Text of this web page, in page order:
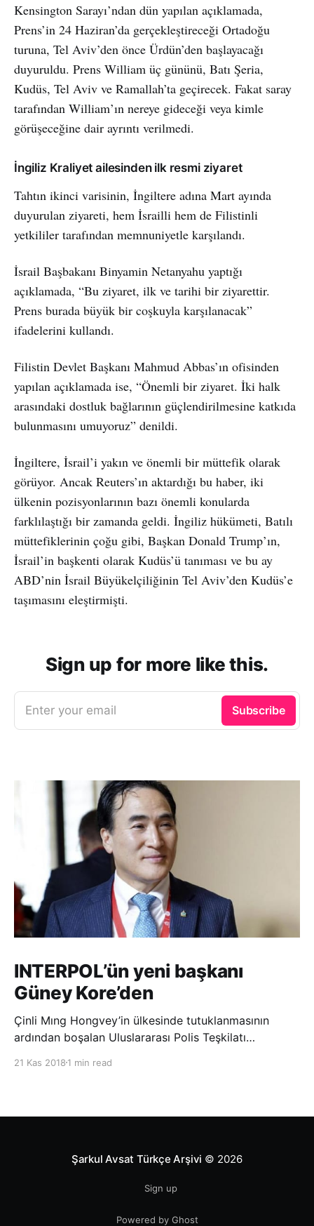
Kensington Sarayı’ndan dün yapılan açıklamada,
Prens’in 24 Haziran’da gerçekleştireceği Ortadoğu
turuna, Tel Aviv’den önce Ürdün’den başlayacağı
duyuruldu. Prens William üç gününü, Batı Şeria,
Kudüs, Tel Aviv ve Ramallah’ta geçirecek. Fakat saray
tarafından William’ın nereye gideceği veya kimle
görüşeceğine dair ayrıntı verilmedi.
İngiliz Kraliyet ailesinden ilk resmi ziyaret
Tahtın ikinci varisinin, İngiltere adına Mart ayında
duyurulan ziyareti, hem İsrailli hem de Filistinli
yetkililer tarafından memnuniyetle karşılandı.
İsrail Başbakanı Binyamin Netanyahu yaptığı
açıklamada, “Bu ziyaret, ilk ve tarihi bir ziyarettir.
Prens burada büyük bir coşkuyla karşılanacak”
ifadelerini kullandı.
Filistin Devlet Başkanı Mahmud Abbas’ın ofisinden
yapılan açıklamada ise, “Önemli bir ziyaret. İki halk
arasındaki dostluk bağlarının güçlendirilmesine katkıda
bulunmasını umuyoruz” denildi.
İngiltere, İsrail’i yakın ve önemli bir müttefik olarak
görüyor. Ancak Reuters’ın aktardığı bu haber, iki
ülkenin pozisyonlarının bazı önemli konularda
farklılaştığı bir zamanda geldi. İngiliz hükümeti, Batılı
müttefiklerinin çoğu gibi, Başkan Donald Trump’ın,
İsrail’in başkenti olarak Kudüs’ü tanıması ve bu ay
ABD’nin İsrail Büyükelçiliğinin Tel Aviv’den Kudüs’e
taşımasını eleştirmişti.
Sign up for more like this.
Enter your email Subscribe
INTERPOL’ün yeni başkanı
Güney Kore’den
Çinli Mıng Hongvey’in ülkesinde tutuklanmasının
ardından boşalan Uluslararası Polis Teşkilatı
seçildi. INTERPOL Genel Kurulu’nun Dubai’deki
21 Kas 2018 1 min read
Şarkul Avsat Türkçe Arşivi © 2026
Sign up
Powered by Ghost